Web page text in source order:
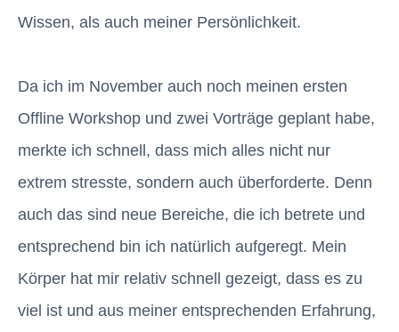
Wissen, als auch meiner Persönlichkeit.
Da ich im November auch noch meinen ersten
Offline Workshop und zwei Vorträge geplant habe,
merkte ich schnell, dass mich alles nicht nur
extrem stresste, sondern auch überforderte. Denn
auch das sind neue Bereiche, die ich betrete und
entsprechend bin ich natürlich aufgeregt. Mein
Körper hat mir relativ schnell gezeigt, dass es zu
viel ist und aus meiner entsprechenden Erfahrung,